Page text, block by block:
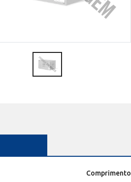
Comprimento